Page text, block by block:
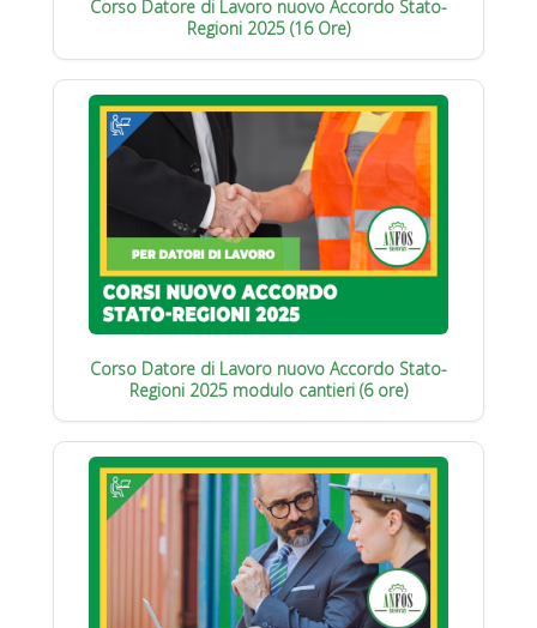
Corso Datore di Lavoro nuovo Accordo Stato-
Regioni 2025 (16 Ore)
Corso Datore di Lavoro nuovo Accordo Stato-
Regioni 2025 modulo cantieri (6 ore)